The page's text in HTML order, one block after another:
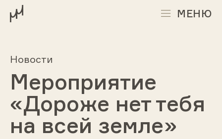
МЕНЮ
Новости
Мероприятие
«Дороже нет тебя
на всей земле»